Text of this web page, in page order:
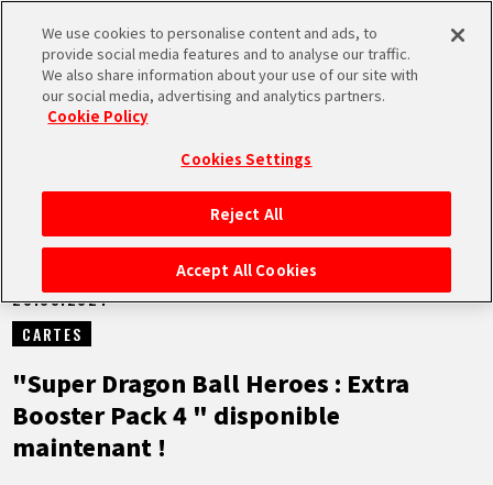
MEN
ACCUEIL
NEWS
À NE PAS MANQUER
VIDÉOS
NEWS
23.03.2024
CARTES
"Super Dragon Ball Heroes : Extra
Booster Pack 4 " disponible
maintenant !
We use cookies to personalise content and ads, to
provide social media features and to analyse our traffic.
We also share information about your use of our site with
our social media, advertising and analytics partners.
Cookie Policy
Cookies Settings
Reject All
Accept All Cookies